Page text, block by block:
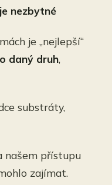
nezbytné
je „nejlepší“
daný druh,
substráty,
našem přístupu
zajímat.